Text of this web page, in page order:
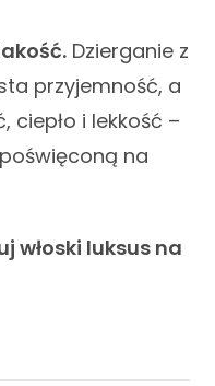
Dzierganie z
przyjemność, a
ciepło i lekkość –
na
włoski luksus na